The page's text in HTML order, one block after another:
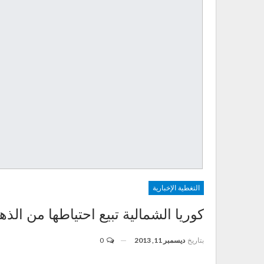
التغطية الإخبارية
كوريا الشمالية تبيع احتياطها من
بتاريخ ديسمبر 11, 2013